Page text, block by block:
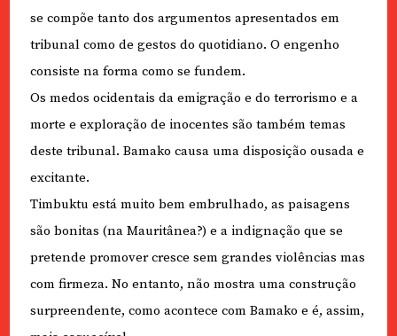
se compõe tanto dos argumentos apresentados em
tribunal como de gestos do quotidiano. O engenho
consiste na forma como se fundem.
Os medos ocidentais da emigração e do terrorismo e a
morte e exploração de inocentes são também temas
deste tribunal. Bamako causa uma disposição ousada e
excitante.
Timbuktu está muito bem embrulhado, as paisagens
são bonitas (na Mauritânea?) e a indignação que se
pretende promover cresce sem grandes violências mas
com firmeza. No entanto, não mostra uma construção
surpreendente, como acontece com Bamako e é, assim,